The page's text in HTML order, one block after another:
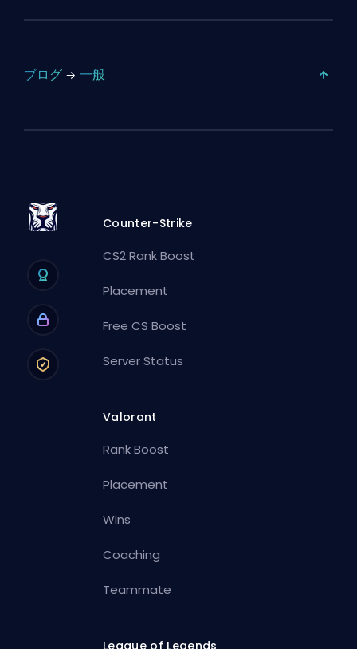
ブログ 一般
Counter-Strike
CS2 Rank Boost
Placement
Free CS Boost
Server Status
Valorant
Rank Boost
Placement
Wins
Coaching
Teammate
League of Legends